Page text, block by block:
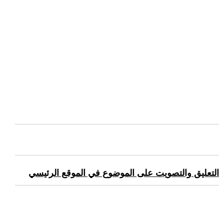
التعليق والتصويت على الموضوع في الموقع الرئيسي